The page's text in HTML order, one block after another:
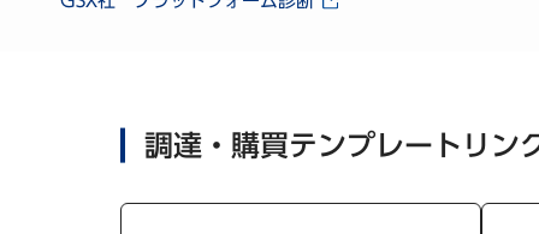
調達・購買テンプレートリン